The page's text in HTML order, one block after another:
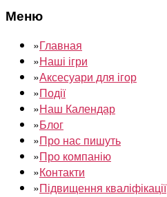
Меню
»Главная
»Наші ігри
»Аксесуари для ігор
»Події
»Наш Календар
»Блог
»Про нас пишуть
»Про компанію
»Контакти
»Підвищення кваліфікації